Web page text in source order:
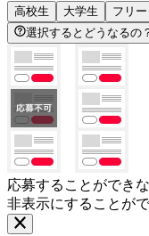
高校生 大学生 フリ
選択するとどうなるの
応募することができ
非表示にすることが